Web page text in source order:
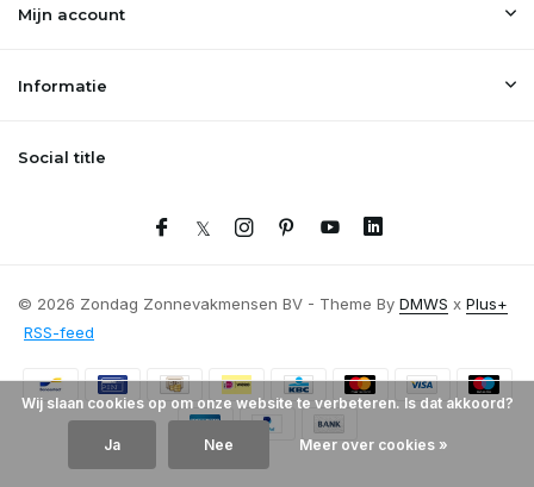
Mijn account
Informatie
Social title
© 2026 Zondag Zonnevakmensen BV - Theme By DMWS x Plus+
RSS-feed
Wij slaan cookies op om onze website te verbeteren. Is dat akkoord?
Ja Nee Meer over cookies »